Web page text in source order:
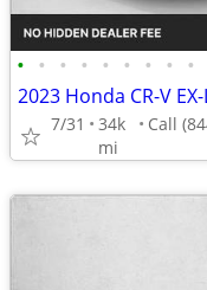
• • • • • • • • •
2023 Honda CR-V
7/31
34k
mi